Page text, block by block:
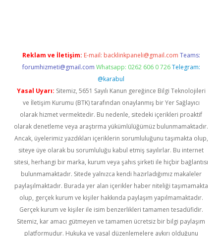
Reklam ve İletişim: E-mail: backlinkpaneli@gmail.com Teams:
forumhizmeti@gmail.com Whatsapp: 0262 606 0 726 Telegram:
@karabul
Yasal Uyarı: Sitemiz, 5651 Sayılı Kanun gereğince Bilgi Teknolojileri
ve İletişim Kurumu (BTK) tarafından onaylanmış bir Yer Sağlayıcı
olarak hizmet vermektedir. Bu nedenle, sitedeki içerikleri proaktif
olarak denetleme veya araştırma yükümlülüğümüz bulunmamaktadır.
Ancak, üyelerimiz yazdıkları içeriklerin sorumluluğunu taşımakta olup,
siteye üye olarak bu sorumluluğu kabul etmiş sayılırlar. Bu internet
sitesi, herhangi bir marka, kurum veya şahıs şirketi ile hiçbir bağlantısı
bulunmamaktadır. Sitede yalnızca kendi hazırladığımız makaleler
paylaşılmaktadır. Burada yer alan içerikler haber niteliği taşımamakta
olup, gerçek kurum ve kişiler hakkında paylaşım yapılmamaktadır.
Gerçek kurum ve kişiler ile isim benzerlikleri tamamen tesadüfidir.
Sitemiz, kar amacı gütmeyen ve tamamen ücretsiz bir bilgi paylaşım
platformudur. Hukuka ve yasal düzenlemelere aykırı olduğunu